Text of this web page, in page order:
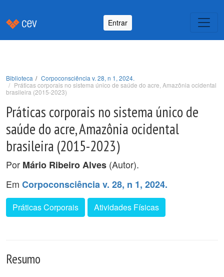
Entrar
Biblioteca
Corpoconsciência v. 28, n 1, 2024.
Práticas corporais no sistema único de saúde do acre, Amazônia ocidental
brasileira (2015-2023)
Práticas corporais no sistema único de
saúde do acre, Amazônia ocidental
brasileira (2015-2023)
Por Mário Ribeiro Alves (Autor).
Em Corpoconsciência v. 28, n 1, 2024.
Práticas Corporais Atividades Físicas
Resumo